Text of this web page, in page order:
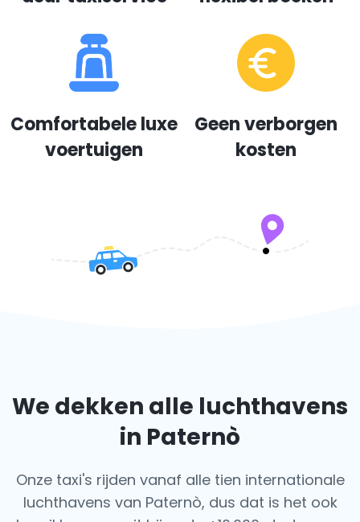
Comfortabele luxe
voertuigen
Geen verborgen
kosten
We dekken alle luchthavens
in Paternò
Onze taxi's rijden vanaf alle tien internationale
luchthavens van Paternò, dus dat is het ook